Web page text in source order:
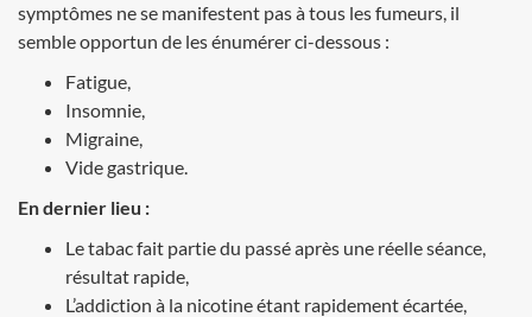
symptômes ne se manifestent pas à tous les fumeurs, il
semble opportun de les énumérer ci-dessous :
Fatigue,
Insomnie,
Migraine,
Vide gastrique.
En dernier lieu :
Le tabac fait partie du passé après une réelle séance,
résultat rapide,
L’addiction à la nicotine étant rapidement écartée,